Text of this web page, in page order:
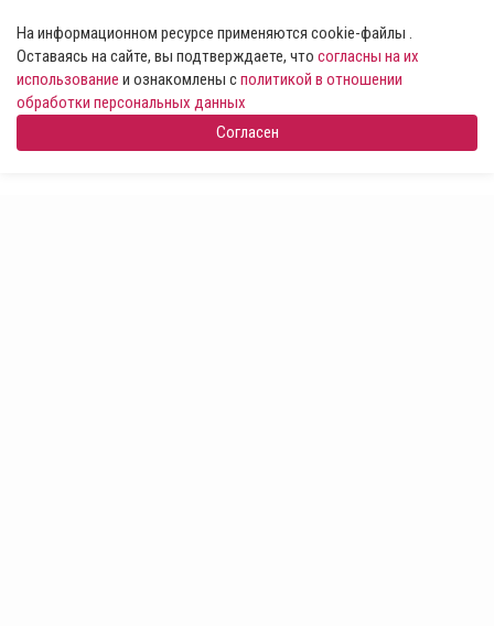
На информационном ресурсе применяются cookie-файлы .
Оставаясь на сайте, вы подтверждаете, что согласны на их
использование и ознакомлены сполитикой в отношении
обработки персональных данных
Согласен